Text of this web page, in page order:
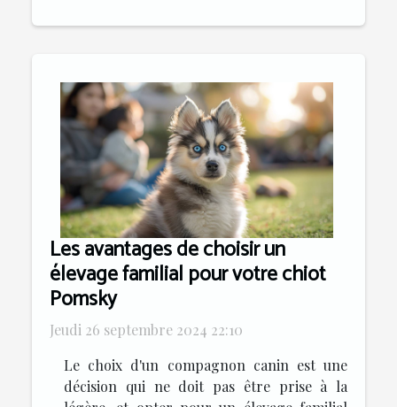
Les avantages de choisir un
élevage familial pour votre chiot
Pomsky
Jeudi 26 septembre 2024 22:10
Le choix d'un compagnon canin est une
décision qui ne doit pas être prise à la